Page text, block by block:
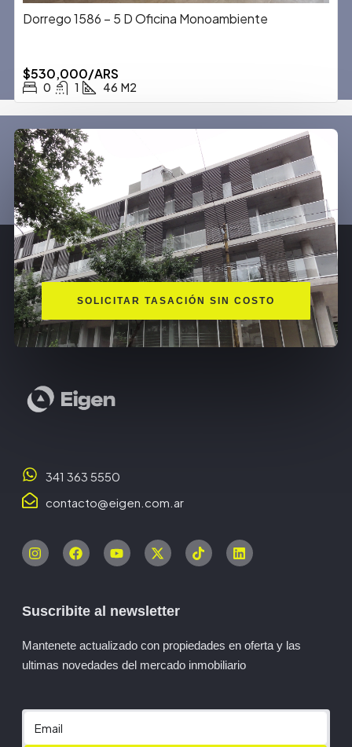
Dorrego 1586 – 5 D Oficina Monoambiente
$530,000/ARS
0 1 46 M2
SOLICITAR TASACIÓN SIN COSTO
341 363 5550
contacto@eigen.com.ar
Suscribite al newsletter
Mantenete actualizado con propiedades en oferta y las
ultimas novedades del mercado inmobiliario